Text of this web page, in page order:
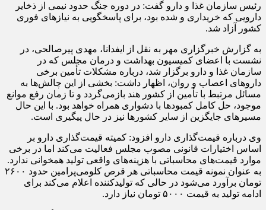
رئیس سازمان غذا و دارو گفت: در دوره جنگ حدود نیمی از ذخایر
دارویی که خریداری و شده بود، برای پاسخگویی به نیازهای فوری
کشور آزاد شد.
به گزارش خبرگزاری مهر به نقل از ایفدانا، مهدی پیرصالحی، در
نشست با اعضای کمیسیون بهداشت و درمان مجلس که در
سازمان غذا و دارو برگزار شد، درباره مشکلات تأمین برخی
داروهای اعصاب و روان، اظهار داشت: بخشی از این چالش‌ها به
مسائل مرتبط با تأمین از کشور هند بازمی‌گردد و تا زمان رفع موانع
موجود، حل کامل کمبودها با دشواری همراه خواهد بود. با این حال
مسیرهای جایگزین از سایر کشورها نیز در حال پیگیری است.
وی درباره قیمت‌گذاری دارو افزود: کمیته قیمت‌گذاری دارو بر
اساس اختیارات قانونی مصوب مجلس فعالیت می‌کند اما در برخی
موارد قیمت‌های محاسباتی با هزینه‌های واقعی تولید همخوانی ندارد.
به عنوان نمونه قیمت محاسباتی هر قرص کلومی‌پرامین حدود ۲۶۰۰
تومان برآورد می‌شود در حالی که تولیدکننده اعلام می‌کند برای
ادامه تولید به قیمت ۵۰۰۰ تومان نیاز دارد.